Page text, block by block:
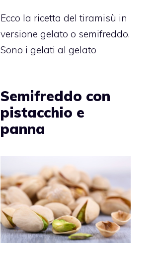
Ecco la ricetta del tiramisù in
versione gelato o semifreddo.
Sono i gelati al gelato
Semifreddo con
pistacchio e
panna